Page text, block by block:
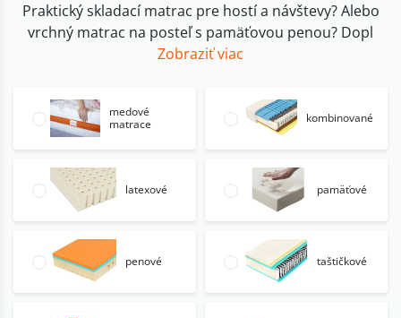
Praktický skladací matrac pre hostí a návštevy? Alebo
vrchný matrac na posteľ s pamäťovou penou? Dopl
Zobraziť viac
medové
matrace
kombinované
latexové pamäťové
penové taštičkové